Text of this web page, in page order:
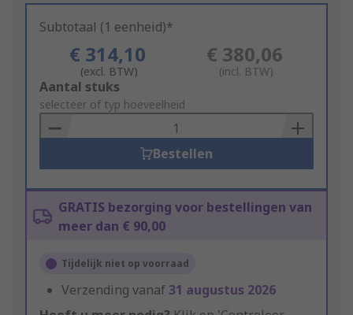
Subtotaal (1 eenheid)*
€ 314,10
(excl. BTW)
€ 380,06
(incl. BTW)
Add
to
Basket
Aantal stuks
selecteer of typ hoeveelheid
Bestellen
GRATIS bezorging voor bestellingen van
meer dan € 90,00
Tijdelijk niet op voorraad
Verzending vanaf31 augustus 2026